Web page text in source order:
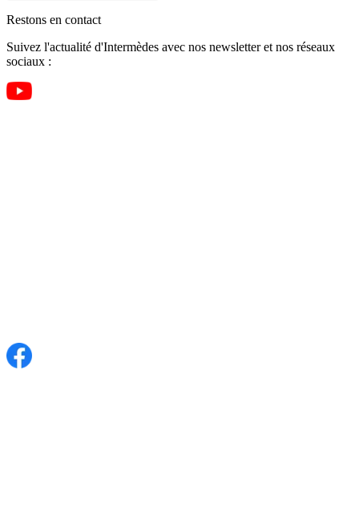
Restons en contact
Suivez l'actualité d'Intermèdes avec nos newsletter et nos réseaux
sociaux :